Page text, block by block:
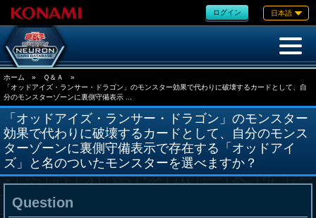
ログイン 日本語
ホーム » Ｑ＆Ａ
»
「オッドアイズ・ランサー・ドラゴン」のモンスター効果で代わりに破壊するカードとして、自
分のモンスターゾーンに裏側守備表示 ...
「オッドアイズ・ランサー・ドラゴン」のモンスター
効果で代わりに破壊するカードとして、自分のモンス
ターゾーンに裏側守備表示で存在する「オッドアイ
ズ」と名のついたモンスターを選べますか？
Question